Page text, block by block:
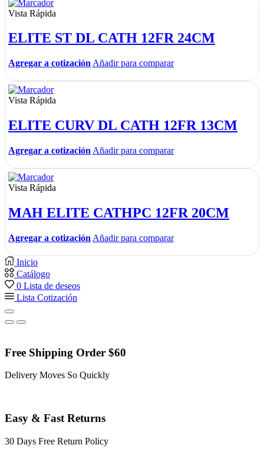
Vista Rápida
ELITE ST DL CATH 12FR 24CM
Agregar a cotización Añadir para comparar
Vista Rápida
ELITE CURV DL CATH 12FR 13CM
Agregar a cotización Añadir para comparar
Vista Rápida
MAH ELITE CATHPC 12FR 20CM
Agregar a cotización Añadir para comparar
Inicio
Catálogo
0 Lista de deseos
Lista Cotización
Free Shipping Order $60
Delivery Moves So Quickly
Easy & Fast Returns
30 Days Free Return Policy